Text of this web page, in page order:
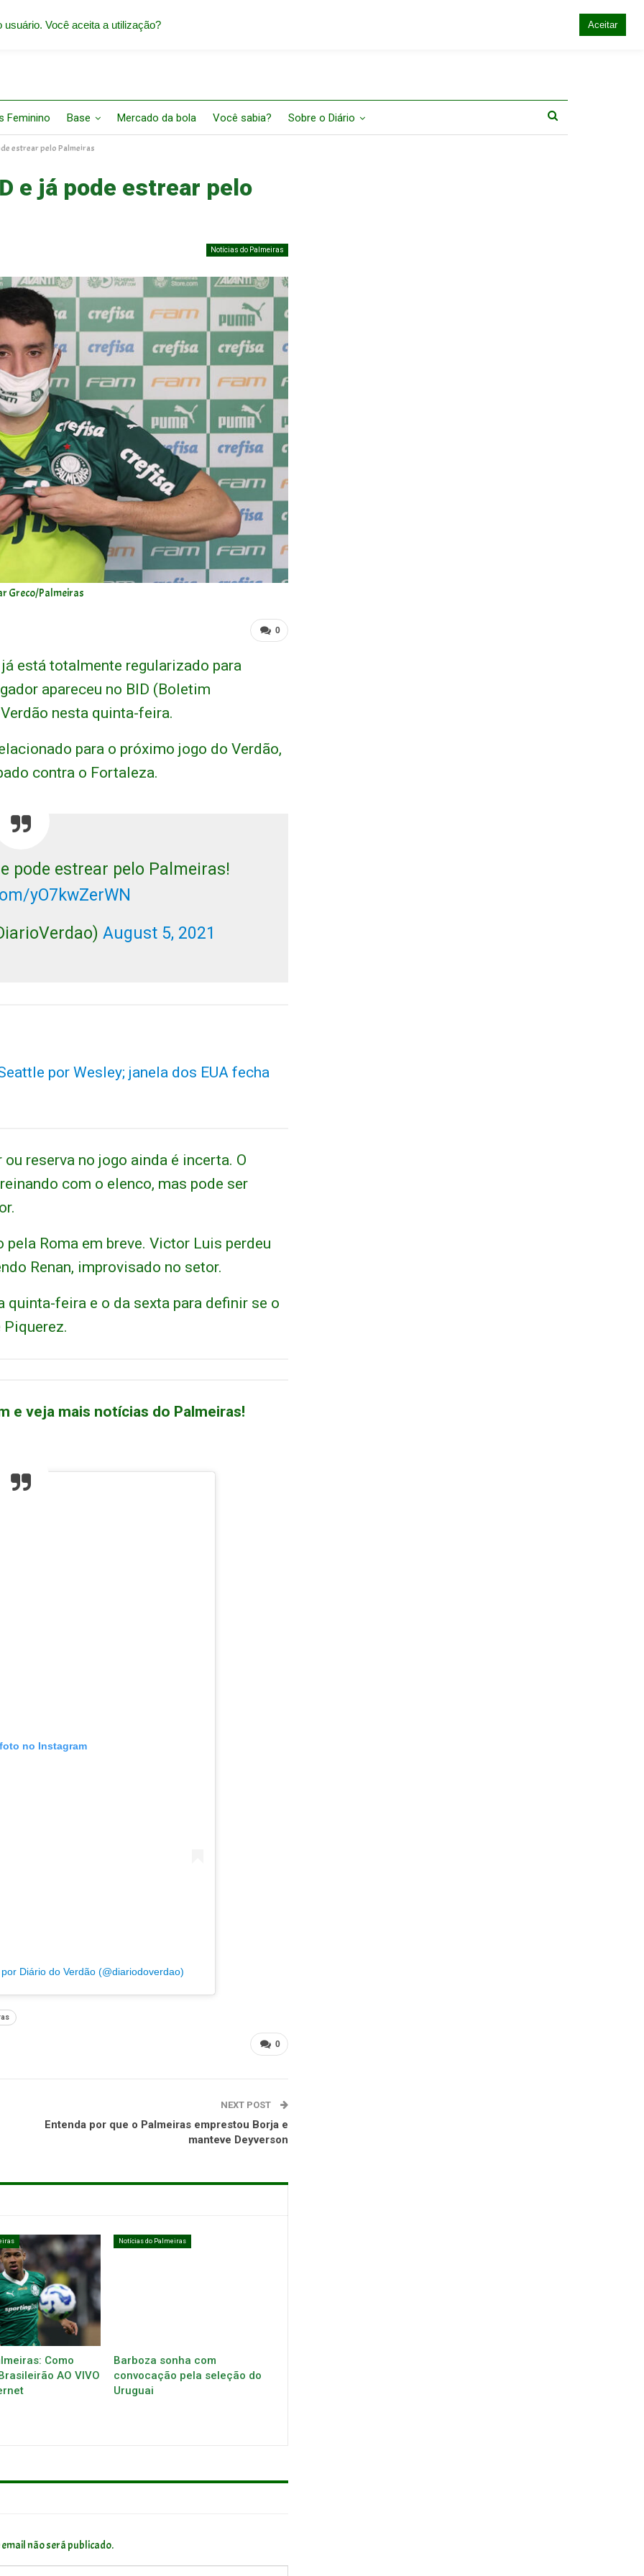
Feminino Base Mercado da bola Você sabia? Sobre o Diário
estrear pelo Palmeiras
e já pode estrear pelo
Notícias do Palmeiras
Greco/Palmeiras
0
está totalmente regularizado para
apareceu no BID (Boletim
nesta quinta-feira.
para o próximo jogo do Verdão,
contra o Fortaleza.
pode estrear pelo Palmeiras!
yO7kwZerWN
August 5, 2021
por Wesley; janela dos EUA fecha
reserva no jogo ainda é incerta. O
com o elenco, mas pode ser
Roma em breve. Victor Luis perdeu
Renan, improvisado no setor.
feira e o da sexta para definir se o
e veja mais notícias do Palmeiras!
no Instagram
Diário do Verdão (@diariodoverdao)
0
NEXT POST
Entenda por que o Palmeiras emprestou Borja e
manteve Deyverson
Como
AO VIVO
Notícias do Palmeiras
Barboza sonha com
convocação pela seleção do
Uruguai
email não será publicado.
Você aceita a utilização? Aceitar